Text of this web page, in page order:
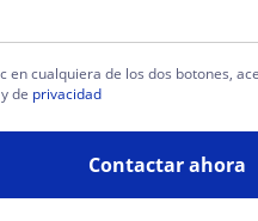
en cualquiera de los dos botones,
y de privacidad
Contactar ahora